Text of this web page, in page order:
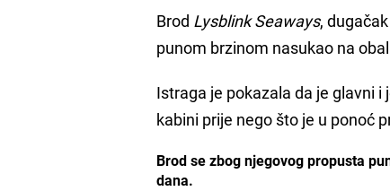
Brod Lysblink Seaways,
punom brzinom nasukao na
Istraga je pokazala da je glavni
kabini prije nego što je u ponoć
Brod se zbog njegovog propusta
dana.